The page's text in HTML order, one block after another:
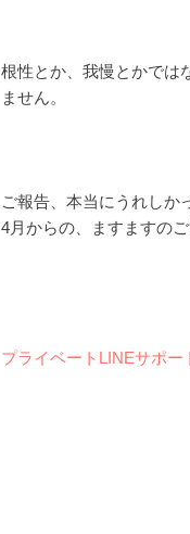
根性とか、我慢とかでは
ません。
ご報告、本当にうれしか
4月からの、ますますの
プライベートLINEサポー